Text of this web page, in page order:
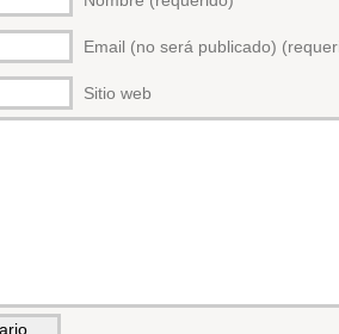
Email (no será publicado)
Sitio web